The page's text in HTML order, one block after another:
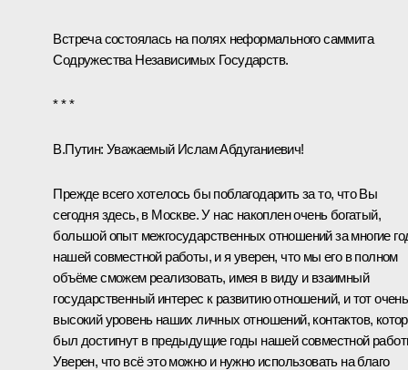
Встреча состоялась на полях неформального саммита
Содружества Независимых Государств.
* * *
В.Путин: Уважаемый Ислам Абдуганиевич!
Прежде всего хотелось бы поблагодарить за то, что Вы
сегодня здесь, в Москве. У нас накоплен очень богатый,
большой опыт межгосударственных отношений за многие
нашей совместной работы, и я уверен, что мы его в полном
объёме сможем реализовать, имея в виду и взаимный
государственный интерес к развитию отношений, и тот очень
высокий уровень наших личных отношений, контактов,
был достигнут в предыдущие годы нашей совместной
Уверен, что всё это можно и нужно использовать на благо